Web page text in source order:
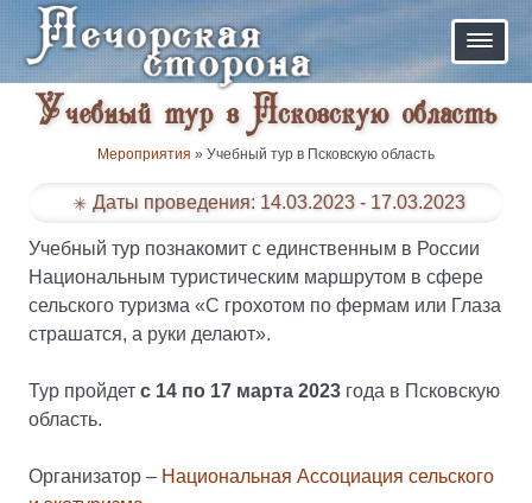
Учебный тур в Псковскую область
Мероприятия » Учебный тур в Псковскую область
Даты проведения: 14.03.2023 - 17.03.2023
Учебный тур познакомит с единственным в России
Национальным туристическим маршрутом в сфере
сельского туризма «С грохотом по фермам или Глаза
страшатся, а руки делают».
Тур пройдет с 14 по 17 марта 2023года в Псковскую
область.
Организатор – Национальная Ассоциация сельского